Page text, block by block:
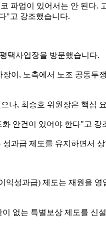
파업이 있어서는 안 된다.
"고 강조했습니다.
택사업장을 방문했습니다.
, 노측에서 노조 공동투
, 최승호 위원장은 핵심
안건이 있어야 한다"고 강
과급 제도를 유지하면서
성과급) 제도는 재원을
없는 특별보상 제도를 신